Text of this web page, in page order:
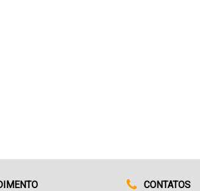
CONTATOS